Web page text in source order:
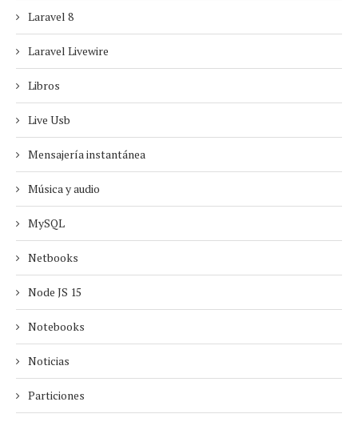
Laravel 8
Laravel Livewire
Libros
Live Usb
Mensajería instantánea
Música y audio
MySQL
Netbooks
Node JS 15
Notebooks
Noticias
Particiones